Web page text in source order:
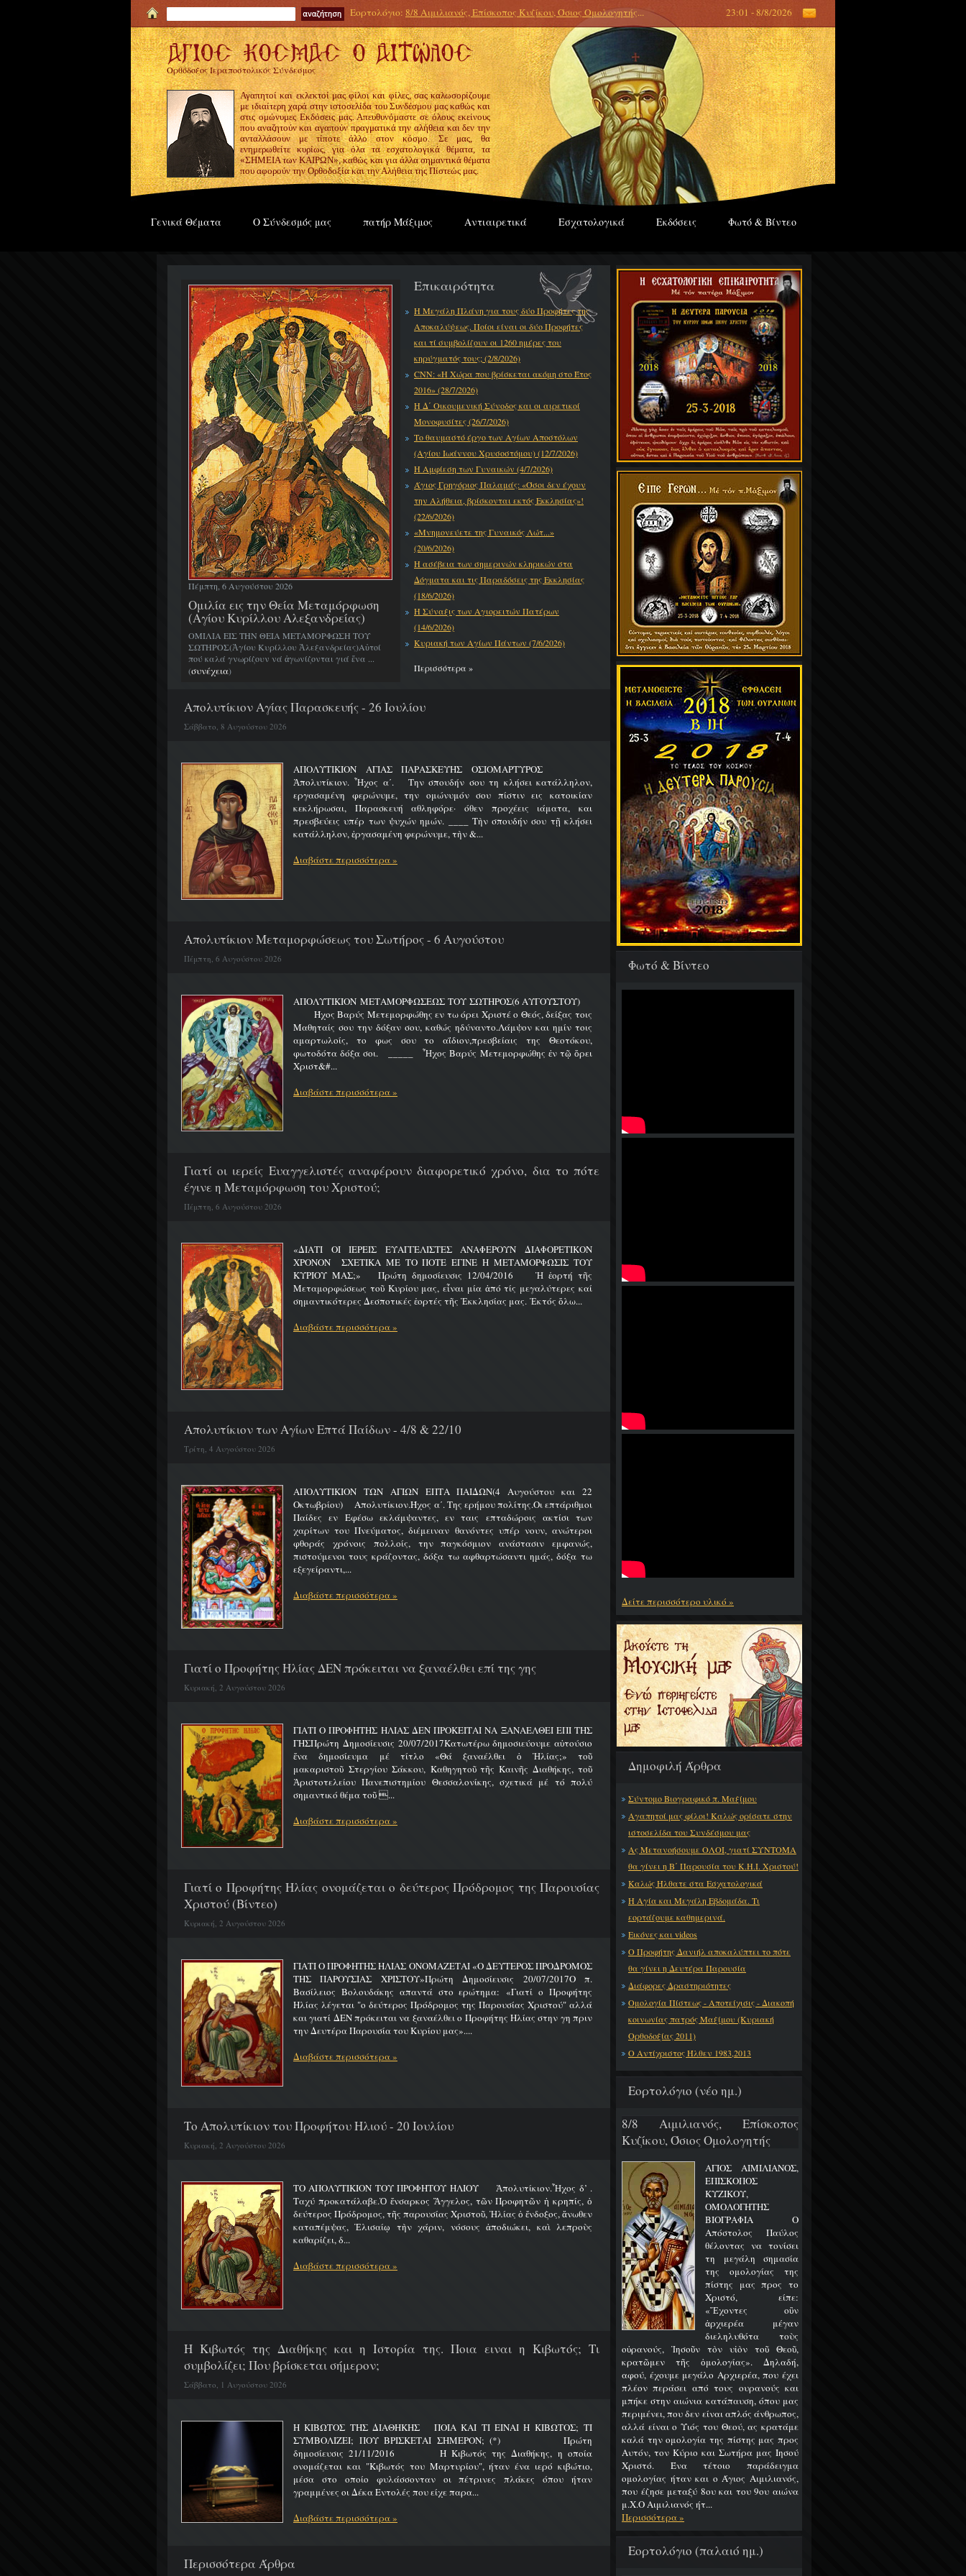
Εορτολόγιο: 8/8 Αιμιλιανός, Επίσκοπος Κυζίκου, Όσιος Ομολογητής... 23:01 - 8/8/2026
Ορθόδοξος Ιεραποστολικός Σύνδεσμος
Αγαπητοί και εκλεκτοί μας φίλοι και φίλες, σας καλωσορίζουμε
με ιδιαίτερη χαρά στην ιστοσελίδα του Συνδέσμου μας καθώς και
στις ομώνυμες Εκδόσεις μας. Απευθυνόμαστε σε όλους εκείνους
που αναζητούν και αγαπούν πραγματικά την αλήθεια και δεν την
ανταλλάσουν με τίποτε άλλο στον κόσμο. Σε μας, θα
ενημερωθείτε κυρίως, για όλα τα εσχατολογικά θέματα, τα
«ΣΗΜΕΙΑ των ΚΑΙΡΩΝ», καθώς και για άλλα σημαντικά θέματα
που αφορούν την Ορθοδοξία και την Αλήθεια της Πίστεώς μας.
Γενικά Θέματα Ο Σύνδεσμός μας πατήρ Μάξιμος Αντιαιρετικά Εσχατολογικά Εκδόσεις Φωτό & Βίντεο
Φωτό & Βίντεο
Δείτε περισσότερο υλικό »
Δημοφιλή Άρθρα
Σύντομο Βιογραφικό π. Μαξίμου
Αγαπητοί μας φίλοι! Καλώς ορίσατε στην
ιστοσελίδα του Συνδέσμου μας
Ας Μετανοήσουμε ΟΛΟΙ, γιατί ΣΥΝΤΟΜΑ
θα γίνει η Β΄ Παρουσία του Κ.Η.Ι. Χριστού!
Καλώς Ήλθατε στα Εσχατολογικά
Η Αγία και Μεγάλη Εβδομάδα. Τι
εορτάζουμε καθημερινά.
Εικόνες και videos
Ο Προφήτης Δανιήλ αποκαλύπτει το πότε
θα γίνει η Δευτέρα Παρουσία
Διάφορες Δραστηριότητες
Ομολογία Πίστεως - Αποτείχισις - Διακοπή
κοινωνίας πατρός Μαξίμου (Κυριακή
Ορθοδοξίας 2011)
Ο Αντίχριστος Ήλθεν 1983,2013
Εορτολόγιο (νέο ημ.)
8/8 Αιμιλιανός, Επίσκοπος
Κυζίκου, Όσιος Ομολογητής
ΑΓΙΟΣ ΑΙΜΙΛΙΑΝΟΣ,
ΕΠΙΣΚΟΠΟΣ
ΚΥΖΙΚΟΥ,
ΟΜΟΛΟΓΗΤΗΣ
ΒΙΟΓΡΑΦΙΑ Ο
Απόστολος Παύλος
θέλοντας να τονίσει
τη μεγάλη σημασία
της ομολογίας της
πίστης μας προς το
Χριστό, είπε:
«Ἔχοντες οὒν
ἀρχιερέα μέγαν
διεληλυθότα τοὺς
οὐρανούς, Ἰησοῦν τὸν υἱὸν τοῦ Θεοῦ,
κρατῶμεν τῆς ὁμολογίας». Δηλαδή,
αφού, έχουμε μεγάλο Αρχιερέα, που έχει
πλέον περάσει από τους ουρανούς και
μπήκε στην αιώνια κατάπαυση, όπου μας
περιμένει, που δεν είναι απλός άνθρωπος,
αλλά είναι ο Υιός του Θεού, ας κρατάμε
καλά την ομολογία της πίστης μας προς
Αυτόν, τον Κύριο και Σωτήρα μας Ιησού
Χριστό. Ένα τέτοιο παράδειγμα
ομολογίας ήταν και ο Άγιος Αιμιλιανός,
που έζησε μεταξύ 8ου και του 9ου αιώνα
μ.Χ.Ο Αιμιλιανός ήτ...
Περισσότερα »
Εορτολόγιο (παλαιό ημ.)
Πέμπτη, 6 Αυγούστου 2026
Ομιλία εις την Θεία Μεταμόρφωση
(Αγίου Κυρίλλου Αλεξανδρείας)
ΟΜΙΛΙΑ ΕΙΣ ΤΗΝ ΘΕΙΑ ΜΕΤΑΜΟΡΦΩΣΗ ΤΟΥ
ΣΩΤΗΡΟΣ(Ἁγίου Κυρίλλου Ἀλεξανδρείας)Αὐτοί
πού καλά γνωρίζουν νά ἀγωνίζονται γιά ἕνα ...
(συνέχεια)
Επικαιρότητα
Η Μεγάλη Πλάνη για τους δύο Προφήτες της
Αποκαλύψεως. Ποίοι είναι οι δύο Προφήτες
και τί συμβολίζουν οι 1260 ημέρες του
κηρύγματός τους; (2/8/2026)
CNN: «Η Χώρα που βρίσκεται ακόμη στο Έτος
2016» (28/7/2026)
Η Δ΄ Οικουμενική Σύνοδος και οι αιρετικοί
Μονοφυσίτες (26/7/2026)
Το θαυμαστό έργο των Αγίων Αποστόλων
(Αγίου Ιωάννου Χρυσοστόμου) (12/7/2026)
Η Αμφίεση των Γυναικών (4/7/2026)
Άγιος Γρηγόριος Παλαμάς: «Όσοι δεν έχουν
την Αλήθεια, βρίσκονται εκτός Εκκλησίας»!
(22/6/2026)
«Μνημονεύετε της Γυναικός Λώτ...»
(20/6/2026)
Η ασέβεια των σημερινών κληρικών στα
Δόγματα και τις Παραδόσεις της Εκκλησίας
(18/6/2026)
Η Σύναξις των Αγιορειτών Πατέρων
(14/6/2026)
Κυριακή των Αγίων Πάντων (7/6/2026)
Περισσότερα »
Απολυτίκιον Αγίας Παρασκευής - 26 Ιουλίου
Σάββατο, 8 Αυγούστου 2026
ΑΠΟΛΥΤΙΚΙΟΝ ΑΓΙΑΣ ΠΑΡΑΣΚΕΥΗΣ ΟΣΙΟΜΑΡΤΥΡΟΣ
Ἀπολυτίκιον. Ἦχος α΄. Την σπουδήν σου τη κλήσει κατάλληλον,
εργασαμένη φερώνυμε, την ομώνυμόν σου πίστιν εις κατοικίαν
κεκλήρωσαι, Παρασκευή αθληφόρε· όθεν προχέεις ιάματα, και
πρεσβεύεις υπέρ των ψυχών ημών. ____ Τὴν σπουδήν σου τῇ κλήσει
κατάλληλον, ἐργασαμένη φερώνυμε, τὴν &...
Διαβάστε περισσότερα »
Απολυτίκιον Μεταμορφώσεως του Σωτήρος - 6 Αυγούστου
Πέμπτη, 6 Αυγούστου 2026
ΑΠΟΛΥΤΙΚΙΟΝ ΜΕΤΑΜΟΡΦΩΣΕΩΣ ΤΟΥ ΣΩΤΗΡΟΣ(6 ΑΥΓΟΥΣΤΟΥ)
Ήχος Βαρύς Μετεμορφώθης εν τω όρει Χριστέ ο Θεός, δείξας τοις
Μαθηταίς σου την δόξαν σου, καθώς ηδύναντο.Λάμψον και ημίν τοις
αμαρτωλοίς, το φως σου το αΐδιον,πρεσβείαις της Θεοτόκου,
φωτοδότα δόξα σοι. _____ Ἦχος Βαρύς Μετεμορφώθης ἐν τῷ ὄρει
Χριστ&#...
Διαβάστε περισσότερα »
Γιατί οι ιερείς Ευαγγελιστές αναφέρουν διαφορετικό χρόνο, δια το πότε
έγινε η Μεταμόρφωση του Χριστού;
Πέμπτη, 6 Αυγούστου 2026
«ΔΙΑΤΙ ΟΙ ΙΕΡΕΙΣ ΕΥΑΓΓΕΛΙΣΤΕΣ ΑΝΑΦΕΡΟΥΝ ΔΙΑΦΟΡΕΤΙΚΟΝ
ΧΡΟΝΟΝ ΣΧΕΤΙΚΑ ΜΕ ΤΟ ΠΟΤΕ ΕΓΙΝΕ Η ΜΕΤΑΜΟΡΦΩΣΙΣ ΤΟΥ
ΚΥΡΙΟΥ ΜΑΣ;» Πρώτη δημοσίευσις 12/04/2016 Ἡ ἑορτή τῆς
Μεταμορφώσεως τοῦ Κυρίου μας, εἶναι μία ἀπό τίς μεγαλύτερες καί
σημαντικότερες Δεσποτικές ἑορτές τῆς Ἐκκλησίας μας. Ἐκτός ὅλω...
Διαβάστε περισσότερα »
Απολυτίκιον των Αγίων Επτά Παίδων - 4/8 & 22/10
Τρίτη, 4 Αυγούστου 2026
ΑΠΟΛΥΤΙΚΙΟΝ ΤΩΝ ΑΓΙΩΝ ΕΠΤΑ ΠΑΙΔΩΝ(4 Αυγούστου και 22
Οκτωβρίου) Απολυτίκιον.Ήχος α΄. Της ερήμου πολίτης.Οι επτάριθμοι
Παίδες εν Εφέσω εκλάμψαντες, εν ταις επταδώροις ακτίσι των
χαρίτων του Πνεύματος, διέμειναν θανόντες υπέρ νουν, ανώτεροι
φθοράς χρόνοις πολλοίς, την παγκόσμιον ανάστασιν εμφανώς,
πιστούμενοι τους κράζοντας, δόξα τω αφθαρτώσαντι ημάς, δόξα τω
εξεγείραντι,...
Διαβάστε περισσότερα »
Γιατί ο Προφήτης Ηλίας ΔΕΝ πρόκειται να ξαναέλθει επί της γης
Κυριακή, 2 Αυγούστου 2026
ΓΙΑΤΙ Ο ΠΡΟΦΗΤΗΣ ΗΛΙΑΣ ΔΕΝ ΠΡΟΚΕΙΤΑΙ ΝΑ ΞΑΝΑΕΛΘΕΙ ΕΠΙ ΤΗΣ
ΓΗΣΠρώτη Δημοσίευσις 20/07/2017Κατωτέρω δημοσιεύουμε αὐτούσιο
ἕνα δημοσίευμα μέ τίτλο «Θά ξαναέλθει ὁ Ἠλίας;» τοῦ
μακαριστοῦ Στεργίου Σάκκου, Καθηγητοῦ τῆς Καινῆς Διαθήκης, τοῦ
Ἀριστοτελείου Πανεπιστημίου Θεσσαλονίκης, σχετικά μέ τό πολύ
σημαντικό θέμα τοῦ ...
Διαβάστε περισσότερα »
Γιατί ο Προφήτης Ηλίας ονομάζεται ο δεύτερος Πρόδρομος της Παρουσίας
Χριστού (Βίντεο)
Κυριακή, 2 Αυγούστου 2026
ΓΙΑΤΙ Ο ΠΡΟΦΗΤΗΣ ΗΛΙΑΣ ΟΝΟΜΑΖΕΤΑΙ «Ο ΔΕΥΤΕΡΟΣ ΠΡΟΔΡΟΜΟΣ
ΤΗΣ ΠΑΡΟΥΣΙΑΣ ΧΡΙΣΤΟΥ»Πρώτη Δημοσίευσις 20/07/2017Ο π.
Βασίλειος Βολουδάκης απαντά στο ερώτημα: «Γιατί ο Προφήτης
Ηλίας λέγεται "ο δεύτερος Πρόδρομος της Παρουσίας Χριστού" αλλά
και γιατί ΔΕΝ πρόκειται να ξαναέλθει ο Προφήτης Ηλίας στην γη πριν
την Δευτέρα Παρουσία του Κυρίου μας»....
Διαβάστε περισσότερα »
Το Απολυτίκιον του Προφήτου Ηλιού - 20 Ιουλίου
Κυριακή, 2 Αυγούστου 2026
ΤΟ ΑΠΟΛΥΤΙΚΙΟΝ ΤΟΥ ΠΡΟΦΗΤΟΥ ΗΛΙΟΥ Ἀπολυτίκιον.Ἦχος δ’ .
Ταχύ προκατάλαβε.Ὁ ἔνσαρκος Ἄγγελος, τῶν Προφητῶν ἡ κρηπίς, ὁ
δεύτερος Πρόδρομος, τῆς παρουσίας Χριστοῦ, Ἠλίας ὁ ἔνδοξος, ἄνωθεν
καταπέμψας, Ἐλισαίῳ τὴν χάριν, νόσους ἀποδιώκει, καὶ λεπροὺς
καθαρίζει, δ...
Διαβάστε περισσότερα »
H Κιβωτός της Διαθήκης και η Ιστορία της. Ποια ειναι η Κιβωτός; Τι
συμβολίζει; Που βρίσκεται σήμερον;
Σάββατο, 1 Αυγούστου 2026
Η ΚΙΒΩΤΟΣ ΤΗΣ ΔΙΑΘΗΚΗΣ ΠΟΙΑ ΚΑΙ ΤΙ ΕΙΝΑΙ Η ΚΙΒΩΤΟΣ; ΤΙ
ΣΥΜΒΟΛΙΖΕΙ; ΠΟΥ ΒΡΙΣΚΕΤΑΙ ΣΗΜΕΡΟΝ; (*) Πρώτη
δημοσίευσις 21/11/2016 Η Κιβωτός της Διαθήκης, η οποία
ονομάζεται και "Κιβωτός του Μαρτυρίου", ήταν ένα ιερό κιβώτιο,
μέσα στο οποίο φυλάσσονταν οι πέτρινες πλάκες όπου ήταν
γραμμένες οι Δέκα Εντολές που είχε παρα...
Διαβάστε περισσότερα »
Περισσότερα Άρθρα